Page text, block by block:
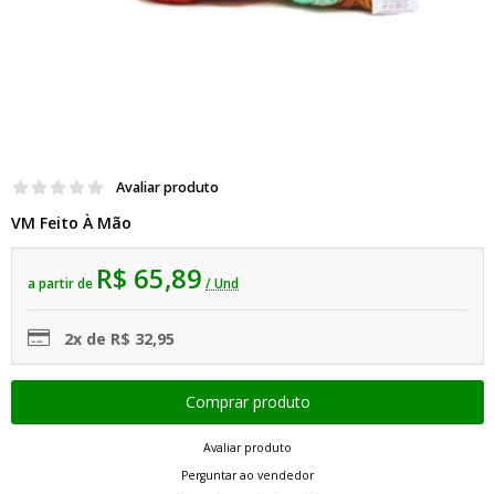
Avaliar produto
VM Feito À Mão
a partir de R$ 65,89 / Und
2x de R$ 32,95
Avaliar produto
Perguntar ao vendedor